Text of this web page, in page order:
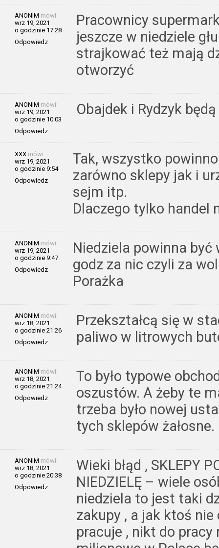
ANONIM mówi:
wrz 19, 2021
o godzinie 17:28
Odpowiedz
Pracownicy
jeszcze w niedziele
strajkować też mają
otworzyć
ANONIM mówi:
wrz 19, 2021
o godzinie 10:03
Odpowiedz
Obajdek i Rydzyk
XXX mówi:
wrz 19, 2021
o godzinie 9:54
Odpowiedz
Tak, wszystko
zarówno sklepy jak i
sejm itp.
Dlaczego tylko handel
ANONIM mówi:
wrz 19, 2021
o godzinie 9:47
Odpowiedz
Niedziela powinna być
godz za nic czyli za
Porażka
ANONIM mówi:
wrz 18, 2021
o godzinie 21:26
Odpowiedz
Przekształcą się w
paliwo w litrowych
ANONIM mówi:
wrz 18, 2021
o godzinie 21:24
Odpowiedz
To było typowe
oszustów. A żeby te
trzeba było nowej
tych sklepów żałosne.
ANONIM mówi:
wrz 18, 2021
o godzinie 20:38
Odpowiedz
Wieki błąd , SKLEPY
NIEDZIELĘ – wiele
niedziela to jest taki
zakupy , a jak ktoś
pracuje , nikt do